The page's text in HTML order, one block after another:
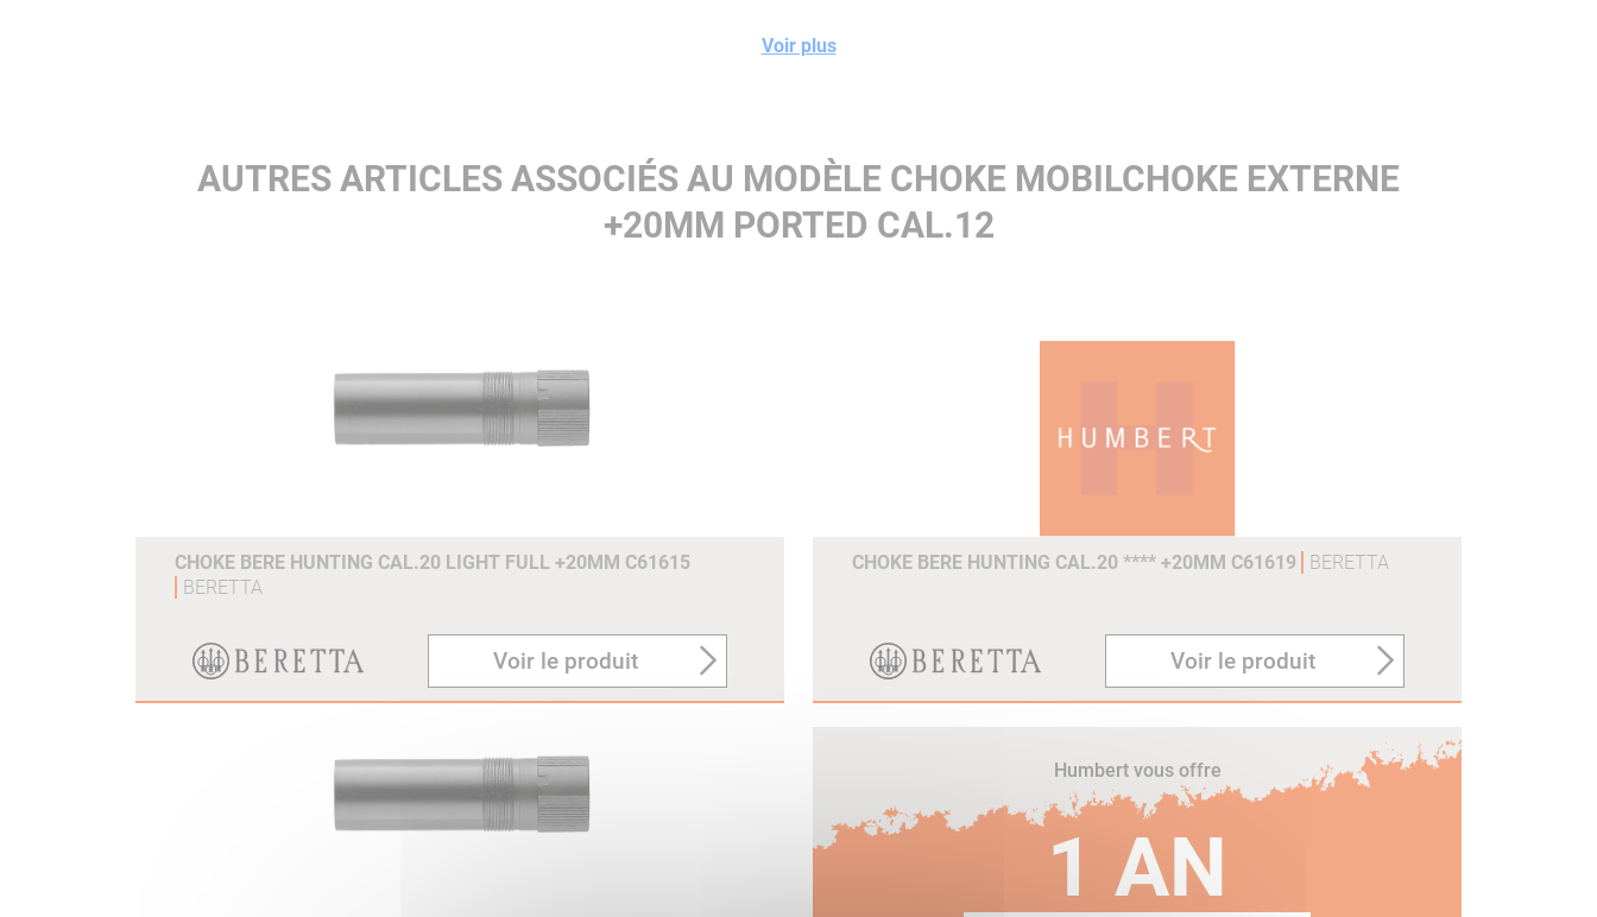
Voir plus
AUTRES ARTICLES ASSOCIÉS AU MODÈLE CHOKE MOBILCHOKE EXTERNE
+20MM PORTED CAL.12
CHOKE BERE HUNTING CAL.20 LIGHT FULL +20MM C61615
BERETTA
Voir le produit
CHOKE BERE HUNTING CAL.20 **** +20MM C61619 BERETTA
Voir le produit
Humbert vous offre
1 AN